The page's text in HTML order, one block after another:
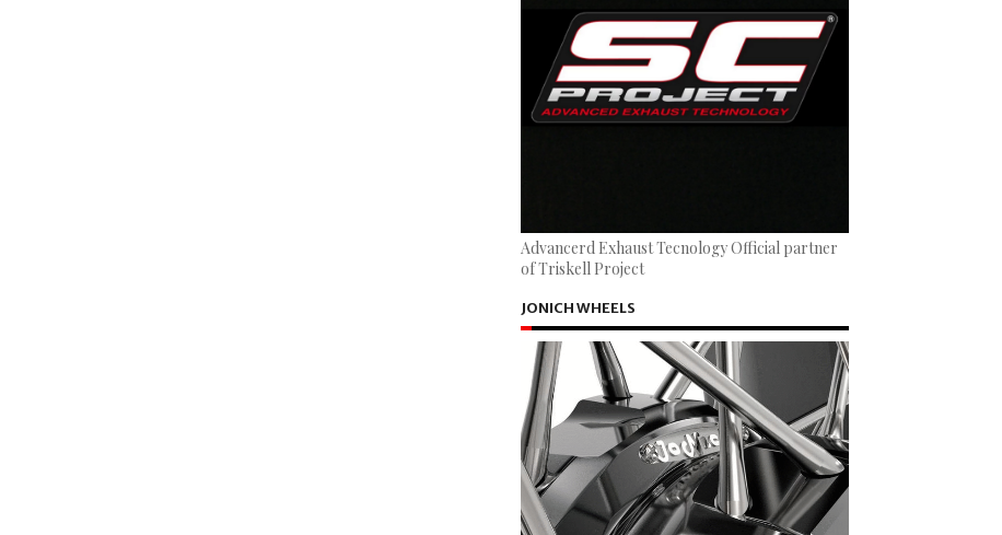
Advancerd Exhaust Tecnology Official partner
of Triskell Project
JONICH WHEELS